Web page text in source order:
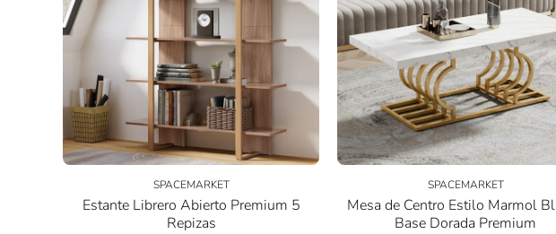
SPACEMARKET
Estante Librero Abierto Premium 5
Repizas
SPACEMARKET
Mesa de Centro Estilo Marmol
Base Dorada Premium